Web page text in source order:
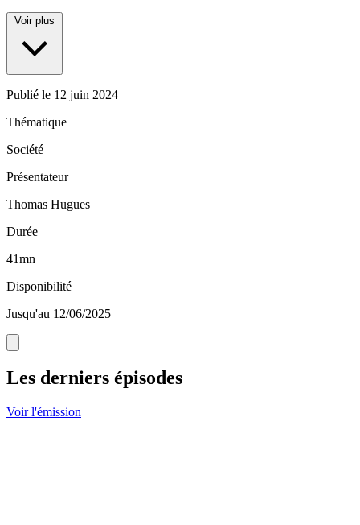
Voir plus
Publié le 12 juin 2024
Thématique
Société
Présentateur
Thomas Hugues
Durée
41mn
Disponibilité
Jusqu'au 12/06/2025
Les derniers épisodes
Voir l'émission